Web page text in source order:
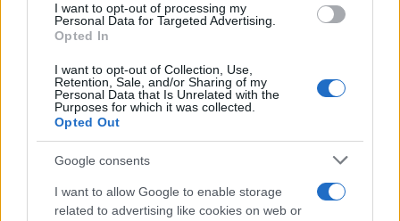
I want to opt-out of processing my
Personal Data for Targeted Advertising.
Opted In
I want to opt-out of Collection, Use,
Retention, Sale, and/or Sharing of my
Personal Data that Is Unrelated with the
Purposes for which it was collected.
Opted Out
Google consents
I want to allow Google to enable storage
related to advertising like cookies on web or
ΕΛΛΑΔΑ
Αιγάλεω: Με επιμνημόσυνη δέηση και κατάθεση στεφάνων
τιμά την Ημέρα Μνήμης της Γενοκτονίας των Ποντίων ο
15/05/2025 - 6:09μμ